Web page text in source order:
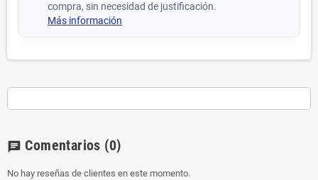
compra, sin necesidad de justificación.
Más información
chat Comentarios (0)
No hay reseñas de clientes en este momento.